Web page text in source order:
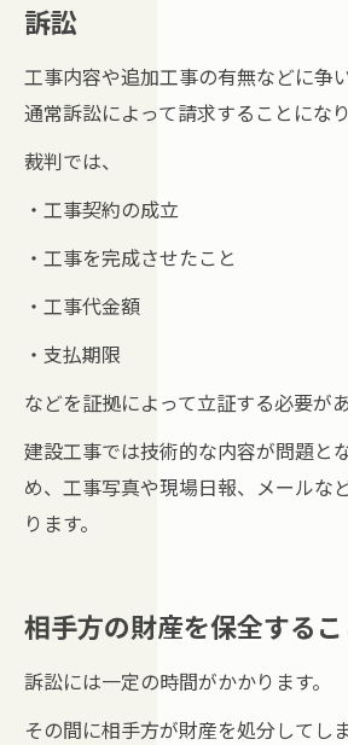
訴訟
工事内容や追加工事の有無などに争
通常訴訟によって請求することになり
裁判では、
・工事契約の成立
・工事を完成させたこと
・工事代金額
・支払期限
などを証拠によって立証する必要があ
建設工事では技術的な内容が問題と
め、工事写真や現場日報、メールな
ります。
相手方の財産を保全する
訴訟には一定の時間がかかります。
その間に相手方が財産を処分してし